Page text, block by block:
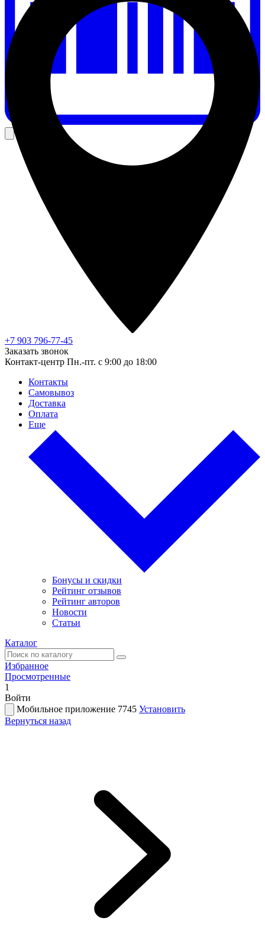
+7 903 796-77-45
Заказать звонок
Контакт-центр Пн.-пт. с 9:00 до 18:00
Контакты
Самовывоз
Доставка
Оплата
Еще
Бонусы и скидки
Рейтинг отзывов
Рейтинг авторов
Новости
Статьи
Каталог
Избранное
Просмотренные
1
Войти
Мобильное приложение 7745 Установить
Вернуться назад